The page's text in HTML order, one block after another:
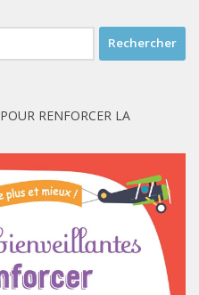
RENFORCER LA